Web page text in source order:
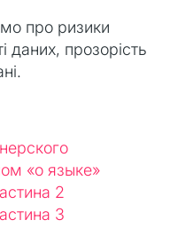
про ризики
даних, прозорість
«о языке»
2
3